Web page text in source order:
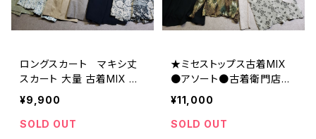
ロングスカート マキシ丈
スカート 大量 古着MIX ま
とめ売り 卸 福袋 セット
¥9,900
SOLD OUT
★ミセストップス古着MIX
●アソート●古着衛門店頭
品質●大量/業販/仕入れ/
卸/福袋
¥11,000
SOLD OUT